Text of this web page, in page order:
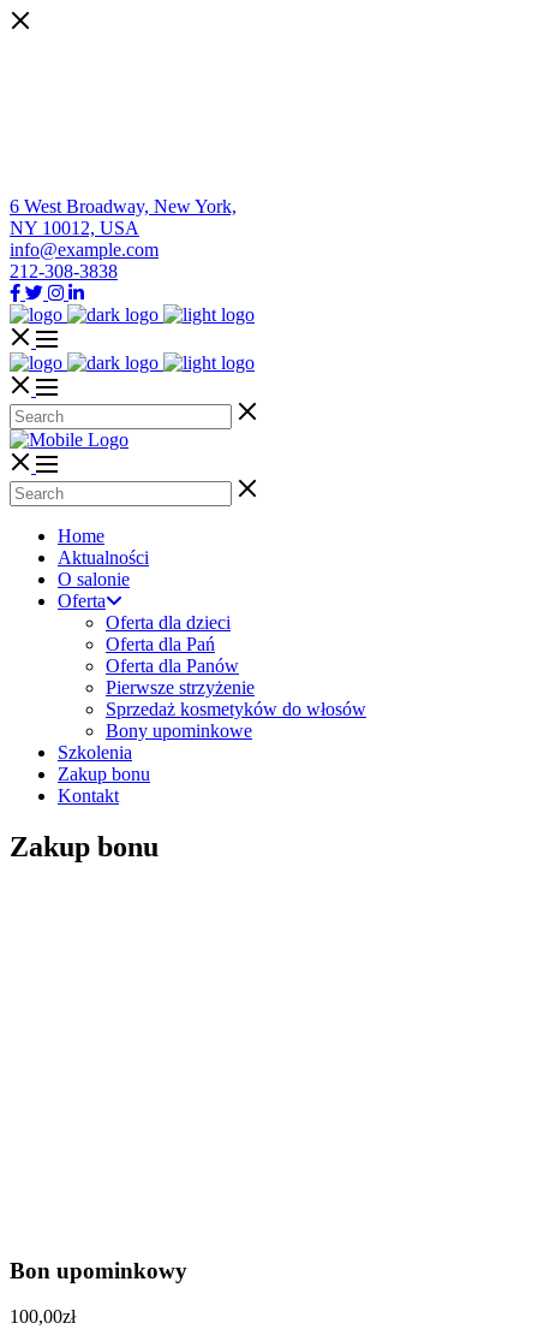
6 West Broadway, New York,
NY 10012, USA
info@example.com
212-308-3838
Home
Aktualności
O salonie
Oferta
Oferta dla dzieci
Oferta dla Pań
Oferta dla Panów
Pierwsze strzyżenie
Sprzedaż kosmetyków do włosów
Bony upominkowe
Szkolenia
Zakup bonu
Kontakt
Zakup bonu
Bon upominkowy
100,00zł